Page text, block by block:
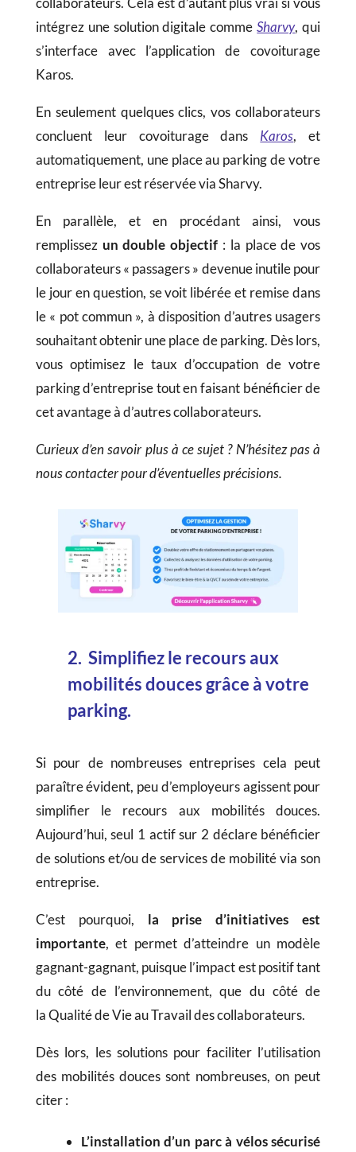
intégrez une solution digitale commeSharvy, qui
s’interface avec l’application de covoiturage
Karos.
En seulement quelques clics, vos collaborateurs
concluent leur covoiturage dans Karos, et
automatiquement, une place au parking de votre
entreprise leur est réservée via Sharvy.
En parallèle, et en procédant ainsi, vous
remplissez un double objectif : la place de vos
collaborateurs « passagers » devenue inutile pour
le jour en question, se voit libérée et remise dans
le « pot commun », à disposition d’autres usagers
souhaitant obtenir une place de parking. Dès lors,
vous optimisez le taux d’occupation de votre
parking d’entreprise tout en faisant bénéficier de
cet avantage à d’autres collaborateurs.
Curieux d’en savoir plus à ce sujet ? N’hésitez pas à
nous contacter pour d’éventuelles précisions.
2. Simplifiez le recours aux
mobilités douces grâce à votre
parking.
Si pour de nombreuses entreprises cela peut
paraître évident, peu d’employeurs agissent pour
simplifier le recours aux mobilités douces.
Aujourd’hui, seul 1 actif sur 2 déclare bénéficier
de solutions et/ou de services de mobilité via son
entreprise.
C’est pourquoi, la prise d’initiatives est
importante, et permet d’atteindre un modèle
gagnant-gagnant, puisque l’impact est positif tant
du côté de l’environnement, que du côté de
la Qualité de Vie au Travail des collaborateurs.
Dès lors, les solutions pour faciliter l’utilisation
des mobilités douces sont nombreuses, on peut
citer :
L’installation d’un parc à vélos sécurisé